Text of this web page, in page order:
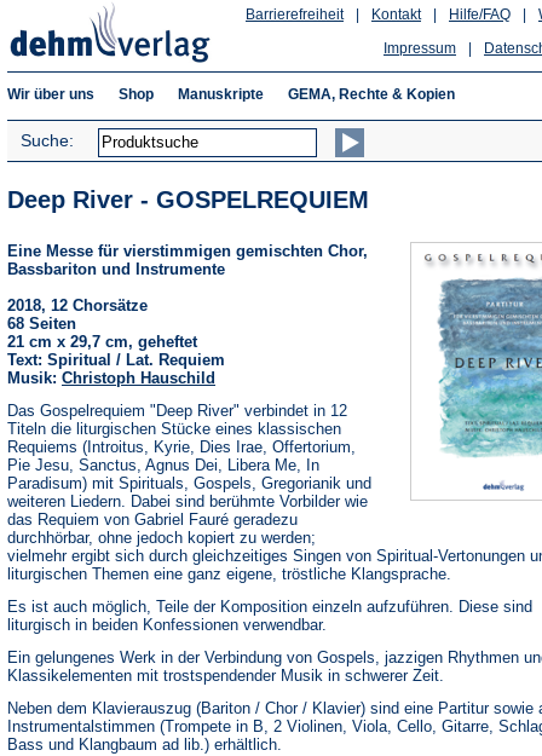
Hilfe/FAQ
Kontakt
Barrierefreiheit
Impressum
Wir über uns Shop Manuskripte GEMA, Rechte & Kopien
Suche:
Deep River - GOSPELREQUIEM
Eine Messe für vierstimmigen gemischten Chor,
Bassbariton und Instrumente
2018, 12 Chorsätze
68 Seiten
21 cm x 29,7 cm, geheftet
Text: Spiritual / Lat. Requiem
Musik: Christoph Hauschild
Das Gospelrequiem "Deep River" verbindet in 12
Titeln die liturgischen Stücke eines klassischen
Requiems (Introitus, Kyrie, Dies Irae, Offertorium,
Pie Jesu, Sanctus, Agnus Dei, Libera Me, In
Paradisum) mit Spirituals, Gospels, Gregorianik und
weiteren Liedern. Dabei sind berühmte Vorbilder wie
das Requiem von Gabriel Fauré geradezu
durchhörbar, ohne jedoch kopiert zu werden;
vielmehr ergibt sich durch gleichzeitiges Singen von Spiritual-Vertonungen
liturgischen Themen eine ganz eigene, tröstliche Klangsprache.
Es ist auch möglich, Teile der Komposition einzeln aufzuführen. Diese sind
liturgisch in beiden Konfessionen verwendbar.
Ein gelungenes Werk in der Verbindung von Gospels, jazzigen Rhythmen
Klassikelementen mit trostspendender Musik in schwerer Zeit.
Neben dem Klavierauszug (Bariton / Chor / Klavier) sind eine Partitur sowie
Instrumentalstimmen (Trompete in B, 2 Violinen, Viola, Cello, Gitarre,
Bass und Klangbaum ad lib.) erhältlich.